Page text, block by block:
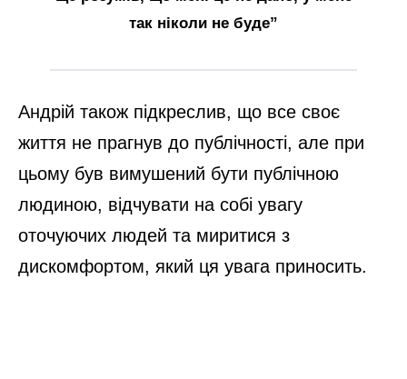
так ніколи не буде”
Андрій також підкреслив, що все своє
життя не прагнув до публічності, але при
цьому був вимушений бути публічною
людиною, відчувати на собі увагу
оточуючих людей та миритися з
дискомфортом, який ця увага приносить.